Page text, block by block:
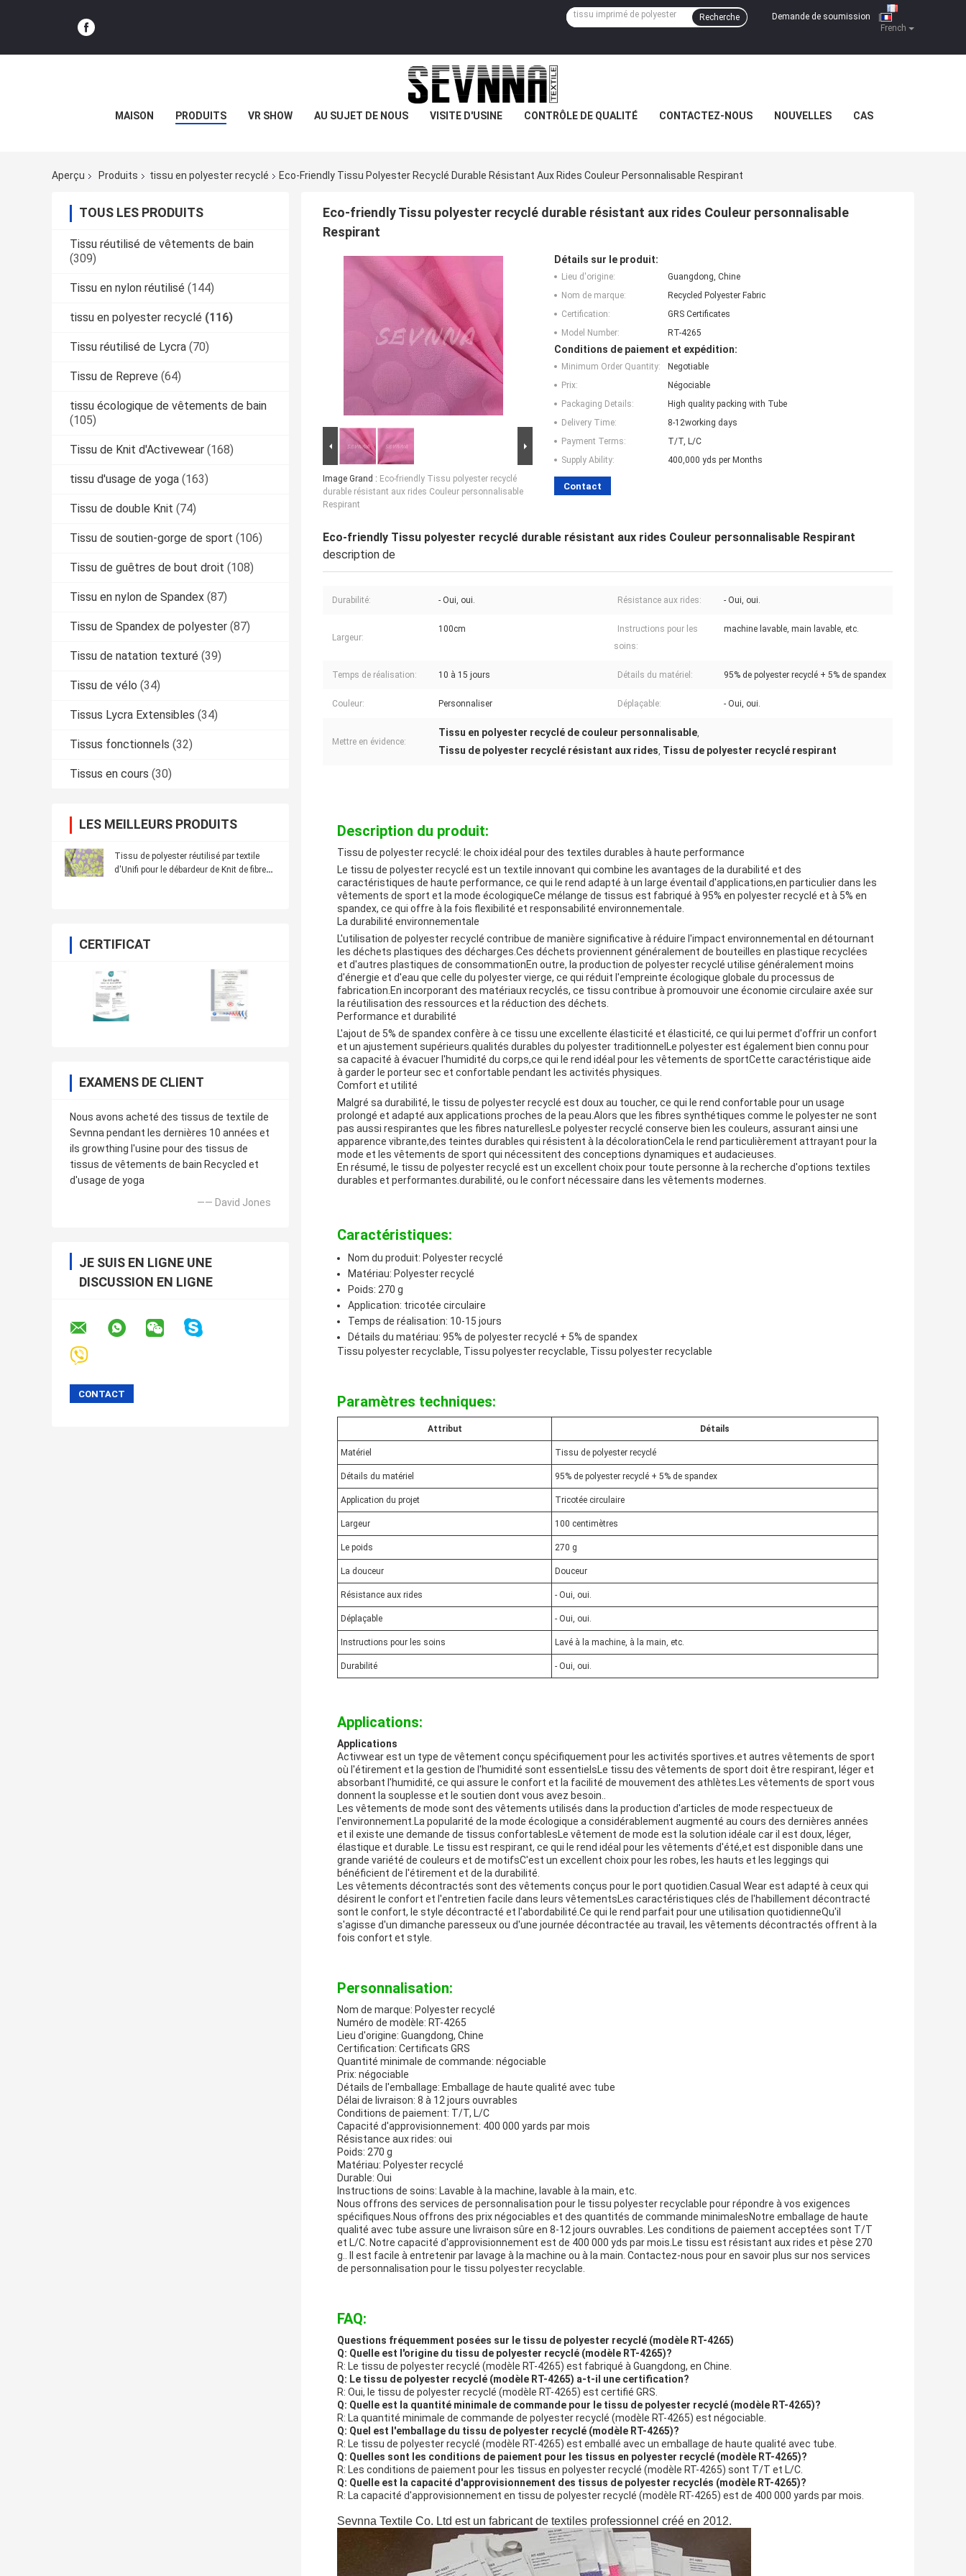
French
Demande de soumission
Recherche
MAISON PRODUITS VR SHOW AU SUJET DE NOUS VISITE D'USINE CONTRÔLE DE QUALITÉ CONTACTEZ-NOUS NOUVELLES CAS
Aperçu Produits tissu en polyester recyclé Eco-Friendly Tissu Polyester Recyclé Durable Résistant Aux Rides Couleur Personnalisable Respirant
TOUS LES PRODUITS
Tissu réutilisé de vêtements de bain
(309)
Tissu en nylon réutilisé (144)
tissu en polyester recyclé (116)
Tissu réutilisé de Lycra (70)
Tissu de Repreve (64)
tissu écologique de vêtements de bain
(105)
Tissu de Knit d'Activewear (168)
tissu d'usage de yoga (163)
Tissu de double Knit (74)
Tissu de soutien-gorge de sport (106)
Tissu de guêtres de bout droit (108)
Tissu en nylon de Spandex (87)
Tissu de Spandex de polyester (87)
Tissu de natation texturé (39)
Tissu de vélo (34)
Tissus Lycra Extensibles (34)
Tissus fonctionnels (32)
Tissus en cours (30)
LES MEILLEURS PRODUITS
Tissu de polyester réutilisé par textile
d'Unifi pour le débardeur de Knit de fibre
CERTIFICAT
EXAMENS DE CLIENT
Nous avons acheté des tissus de textile de
Sevnna pendant les dernières 10 années et
ils growthing l'usine pour des tissus de
tissus de vêtements de bain Recycled et
d'usage de yoga
—— David Jones
JE SUIS EN LIGNE UNE
DISCUSSION EN LIGNE
Eco-friendly Tissu polyester recyclé durable résistant aux rides Couleur personnalisable
Respirant
Image Grand : Eco-friendly Tissu polyester recyclé
durable résistant aux rides Couleur personnalisable
Respirant
Détails sur le produit:
Lieu d'origine:
Guangdong, Chine
Nom de marque:
Recycled Polyester Fabric
Certification:
GRS Certificates
Model Number:
RT-4265
Conditions de paiement et expédition:
Minimum Order Quantity:
Negotiable
Prix:
Négociable
Packaging Details:
High quality packing with Tube
Delivery Time:
8-12working days
Payment Terms:
T/T, L/C
Supply Ability:
400,000 yds per Months
Contact
Eco-friendly Tissu polyester recyclé durable résistant aux rides Couleur personnalisable Respirant
description de
Durabilité: - Oui, oui. Résistance aux rides: - Oui, oui.
Largeur:
100cm
Instructions pour les
soins:
machine lavable, main lavable, etc.
Temps de réalisation: 10 à 15 jours Détails du matériel: 95% de polyester recyclé + 5% de spandex
Couleur: Personnaliser Déplaçable: - Oui, oui.
Mettre en évidence:
Tissu en polyester recyclé de couleur personnalisable,
Tissu de polyester recyclé résistant aux rides, Tissu de polyester recyclé respirant
Description du produit:
Tissu de polyester recyclé: le choix idéal pour des textiles durables à haute performance
Le tissu de polyester recyclé est un textile innovant qui combine les avantages de la durabilité et des
caractéristiques de haute performance, ce qui le rend adapté à un large éventail d'applications,en particulier dans les
vêtements de sport et la mode écologiqueCe mélange de tissus est fabriqué à 95% en polyester recyclé et à 5% en
spandex, ce qui offre à la fois flexibilité et responsabilité environnementale.
La durabilité environnementale
L'utilisation de polyester recyclé contribue de manière significative à réduire l'impact environnemental en détournant
les déchets plastiques des décharges.Ces déchets proviennent généralement de bouteilles en plastique recyclées
et d'autres plastiques de consommationEn outre, la production de polyester recyclé utilise généralement moins
d'énergie et d'eau que celle du polyester vierge, ce qui réduit l'empreinte écologique globale du processus de
fabrication.En incorporant des matériaux recyclés, ce tissu contribue à promouvoir une économie circulaire axée sur
la réutilisation des ressources et la réduction des déchets.
Performance et durabilité
L'ajout de 5% de spandex confère à ce tissu une excellente élasticité et élasticité, ce qui lui permet d'offrir un confort
et un ajustement supérieurs.qualités durables du polyester traditionnelLe polyester est également bien connu pour
sa capacité à évacuer l'humidité du corps,ce qui le rend idéal pour les vêtements de sportCette caractéristique aide
à garder le porteur sec et confortable pendant les activités physiques.
Comfort et utilité
Malgré sa durabilité, le tissu de polyester recyclé est doux au toucher, ce qui le rend confortable pour un usage
prolongé et adapté aux applications proches de la peau.Alors que les fibres synthétiques comme le polyester ne sont
pas aussi respirantes que les fibres naturellesLe polyester recyclé conserve bien les couleurs, assurant ainsi une
apparence vibrante,des teintes durables qui résistent à la décolorationCela le rend particulièrement attrayant pour la
mode et les vêtements de sport qui nécessitent des conceptions dynamiques et audacieuses.
En résumé, le tissu de polyester recyclé est un excellent choix pour toute personne à la recherche d'options textiles
durables et performantes.durabilité, ou le confort nécessaire dans les vêtements modernes.
Caractéristiques:
Nom du produit: Polyester recyclé
Matériau: Polyester recyclé
Poids: 270 g
Application: tricotée circulaire
Temps de réalisation: 10-15 jours
Détails du matériau: 95% de polyester recyclé + 5% de spandex
Tissu polyester recyclable, Tissu polyester recyclable, Tissu polyester recyclable
Paramètres techniques:
Attribut Détails
Matériel Tissu de polyester recyclé
Détails du matériel 95% de polyester recyclé + 5% de spandex
Application du projet Tricotée circulaire
Largeur 100 centimètres
Le poids 270 g
La douceur Douceur
Résistance aux rides - Oui, oui.
Déplaçable - Oui, oui.
Instructions pour les soins Lavé à la machine, à la main, etc.
Durabilité - Oui, oui.
Applications:
Applications
Activwear est un type de vêtement conçu spécifiquement pour les activités sportives.et autres vêtements de sport
où l'étirement et la gestion de l'humidité sont essentielsLe tissu des vêtements de sport doit être respirant, léger et
absorbant l'humidité, ce qui assure le confort et la facilité de mouvement des athlètes.Les vêtements de sport vous
donnent la souplesse et le soutien dont vous avez besoin..
Les vêtements de mode sont des vêtements utilisés dans la production d'articles de mode respectueux de
l'environnement.La popularité de la mode écologique a considérablement augmenté au cours des dernières années
et il existe une demande de tissus confortablesLe vêtement de mode est la solution idéale car il est doux, léger,
élastique et durable. Le tissu est respirant, ce qui le rend idéal pour les vêtements d'été,et est disponible dans une
grande variété de couleurs et de motifsC'est un excellent choix pour les robes, les hauts et les leggings qui
bénéficient de l'étirement et de la durabilité.
Les vêtements décontractés sont des vêtements conçus pour le port quotidien.Casual Wear est adapté à ceux qui
désirent le confort et l'entretien facile dans leurs vêtementsLes caractéristiques clés de l'habillement décontracté
sont le confort, le style décontracté et l'abordabilité.Ce qui le rend parfait pour une utilisation quotidienneQu'il
s'agisse d'un dimanche paresseux ou d'une journée décontractée au travail, les vêtements décontractés offrent à la
fois confort et style.
Personnalisation:
Nom de marque: Polyester recyclé
Numéro de modèle: RT-4265
Lieu d'origine: Guangdong, Chine
Certification: Certificats GRS
Quantité minimale de commande: négociable
Prix: négociable
Détails de l'emballage: Emballage de haute qualité avec tube
Délai de livraison: 8 à 12 jours ouvrables
Conditions de paiement: T/T, L/C
Capacité d'approvisionnement: 400 000 yards par mois
Résistance aux rides: oui
Poids: 270 g
Matériau: Polyester recyclé
Durable: Oui
Instructions de soins: Lavable à la machine, lavable à la main, etc.
Nous offrons des services de personnalisation pour le tissu polyester recyclable pour répondre à vos exigences
spécifiques.Nous offrons des prix négociables et des quantités de commande minimalesNotre emballage de haute
qualité avec tube assure une livraison sûre en 8-12 jours ouvrables. Les conditions de paiement acceptées sont T/T
et L/C. Notre capacité d'approvisionnement est de 400 000 yds par mois.Le tissu est résistant aux rides et pèse 270
g.. Il est facile à entretenir par lavage à la machine ou à la main. Contactez-nous pour en savoir plus sur nos services
de personnalisation pour le tissu polyester recyclable.
FAQ:
Questions fréquemment posées sur le tissu de polyester recyclé (modèle RT-4265)
Q: Quelle est l'origine du tissu de polyester recyclé (modèle RT-4265)?
R: Le tissu de polyester recyclé (modèle RT-4265) est fabriqué à Guangdong, en Chine.
Q: Le tissu de polyester recyclé (modèle RT-4265) a-t-il une certification?
R: Oui, le tissu de polyester recyclé (modèle RT-4265) est certifié GRS.
Q: Quelle est la quantité minimale de commande pour le tissu de polyester recyclé (modèle RT-4265)?
R: La quantité minimale de commande de polyester recyclé (modèle RT-4265) est négociable.
Q: Quel est l'emballage du tissu de polyester recyclé (modèle RT-4265)?
R: Le tissu de polyester recyclé (modèle RT-4265) est emballé avec un emballage de haute qualité avec tube.
Q: Quelles sont les conditions de paiement pour les tissus en polyester recyclé (modèle RT-4265)?
R: Les conditions de paiement pour les tissus en polyester recyclé (modèle RT-4265) sont T/T et L/C.
Q: Quelle est la capacité d'approvisionnement des tissus de polyester recyclés (modèle RT-4265)?
R: La capacité d'approvisionnement en tissu de polyester recyclé (modèle RT-4265) est de 400 000 yards par mois.
Sevnna Textile Co. Ltd est un fabricant de textiles professionnel créé en 2012.